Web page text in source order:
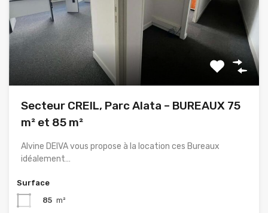
Secteur CREIL, Parc Alata – BUREAUX 75
m² et 85 m²
Alvine DEIVA vous propose à la location ces Bureaux
idéalement…
Surface
85 m²